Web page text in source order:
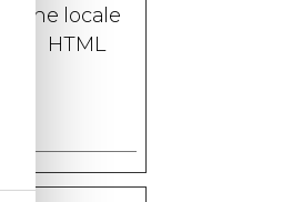
ne locale
HTML